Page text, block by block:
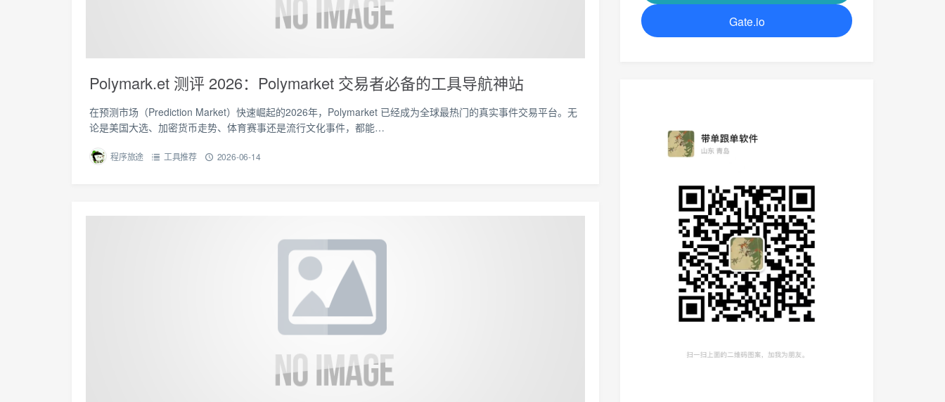
Polymark.et 测评 2026：Polymarket 交易者必备的工具导航神站
在预测市场（Prediction Market）快速崛起的2026年，Polymarket 已经成为全球最热门的真实事件交易平台。无
论是美国大选、加密货币走势、体育赛事还是流行文化事件，都能…
程序旅途 工具推荐 2026-06-14
Gate.io